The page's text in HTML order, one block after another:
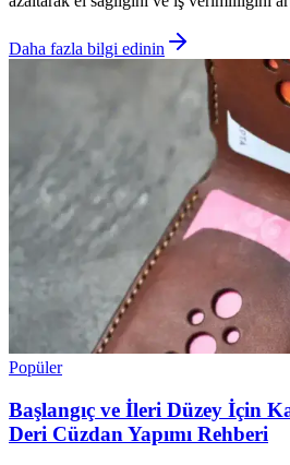
Daha fazla bilgi edinin
Popüler
Başlangıç ve İleri Düzey İçin
Deri Cüzdan Yapımı Rehberi